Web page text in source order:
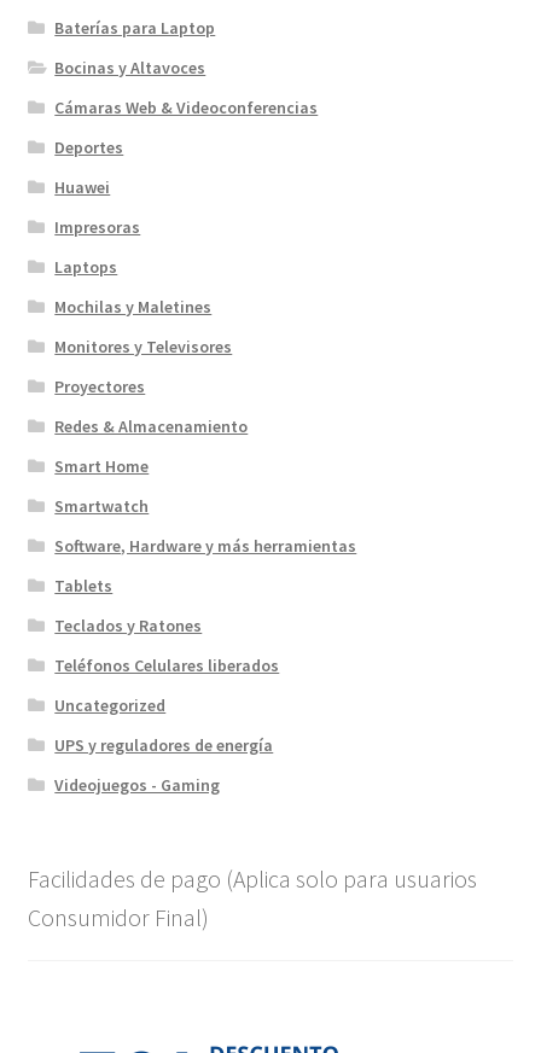
Baterías para Laptop
Bocinas y Altavoces
Cámaras Web & Videoconferencias
Deportes
Huawei
Impresoras
Laptops
Mochilas y Maletines
Monitores y Televisores
Proyectores
Redes & Almacenamiento
Smart Home
Smartwatch
Software, Hardware y más herramientas
Tablets
Teclados y Ratones
Teléfonos Celulares liberados
Uncategorized
UPS y reguladores de energía
Videojuegos - Gaming
Facilidades de pago (Aplica solo para usuarios
Consumidor Final)